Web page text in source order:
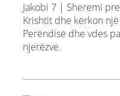
Jakobi 7 | Sheremi
Krishtit dhe kërkon
Perëndisë dhe vdes
njerëzve.